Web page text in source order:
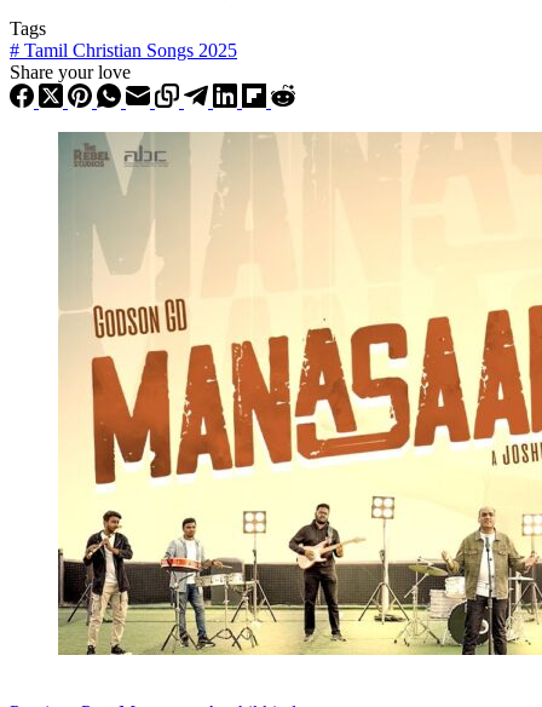
Tags
# Tamil Christian Songs 2025
Share your love